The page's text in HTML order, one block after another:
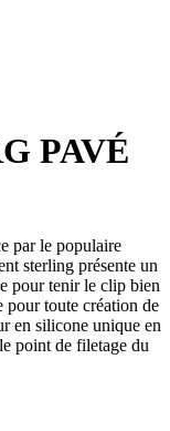
PAVÉ
par le populaire
sterling présente un
pour tenir le clip bien
pour toute création de
en silicone unique en
point de filetage du